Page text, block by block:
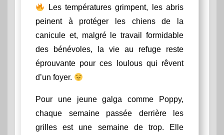
Les températures grimpent, les abris
peinent à protéger les chiens de la
canicule et, malgré le travail formidable
des bénévoles, la vie au refuge reste
éprouvante pour ces loulous qui rêvent
d’un foyer.
Pour une jeune galga comme Poppy,
chaque semaine passée derrière les
grilles est une semaine de trop. Elle